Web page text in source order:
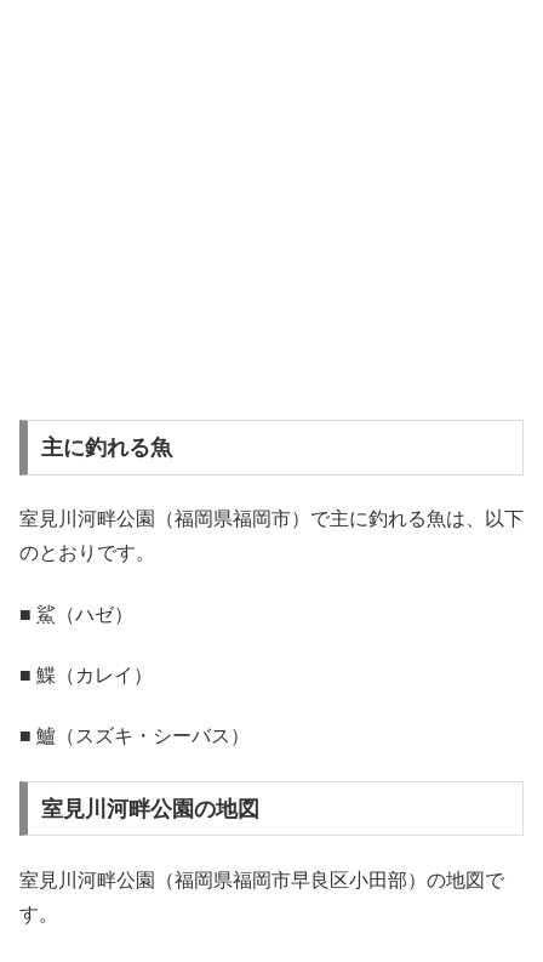
主に釣れる魚
室見川河畔公園（福岡県福岡市）で主に釣れる魚は、以下
のとおりです。
■ 鯊（ハゼ）
■ 鰈（カレイ）
■ 鱸（スズキ・シーバス）
室見川河畔公園の地図
室見川河畔公園（福岡県福岡市早良区小田部）の地図で
す。